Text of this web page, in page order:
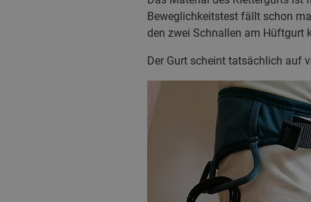
Beweglichkeitstest fällt schon
den zwei Schnallen am Hüftgurt
Der Gurt scheint tatsächlich auf